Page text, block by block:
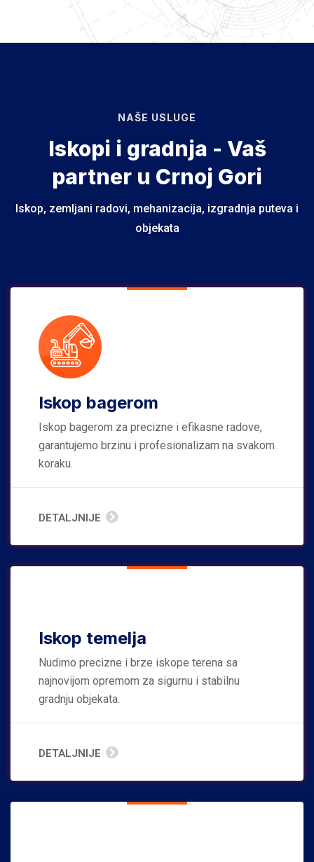
NAŠE USLUGE
Iskopi i gradnja - Vaš
partner u Crnoj Gori
Iskop, zemljani radovi, mehanizacija, izgradnja puteva i
objekata
Iskop bagerom
Iskop bagerom za precizne i efikasne radove,
garantujemo brzinu i profesionalizam na svakom
koraku.
DETALJNIJE
Iskop temelja
Nudimo precizne i brze iskope terena sa
najnovijom opremom za sigurnu i stabilnu
gradnju objekata.
DETALJNIJE